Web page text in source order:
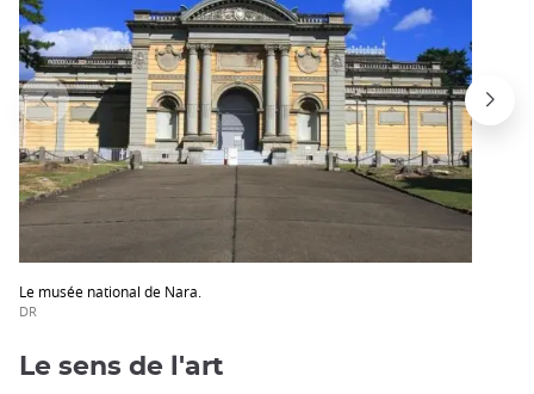
Le musée national de Nara.
DR
Le sens de l'art